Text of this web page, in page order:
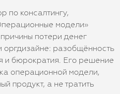
по консалтингу,
модели»
потери денег
разобщённость
и бюрократия. Его решение
операционной модели,
продукт, а не тратить